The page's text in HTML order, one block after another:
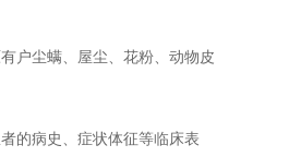
户尘螨、屋尘、花粉、动物皮
的病史、症状体征等临床表